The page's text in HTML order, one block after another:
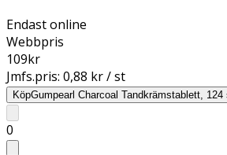
Endast online
Webbpris
109kr
Jmfs.pris: 0,88 kr / st
KöpGumpearl Charcoal Tandkrämstablett, 124
0